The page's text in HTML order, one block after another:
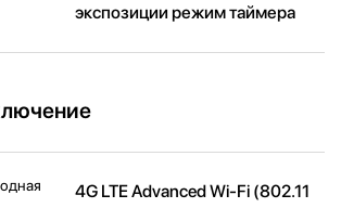
экспозиции режим таймера
4G LTE Advanced Wi-Fi (802.11​